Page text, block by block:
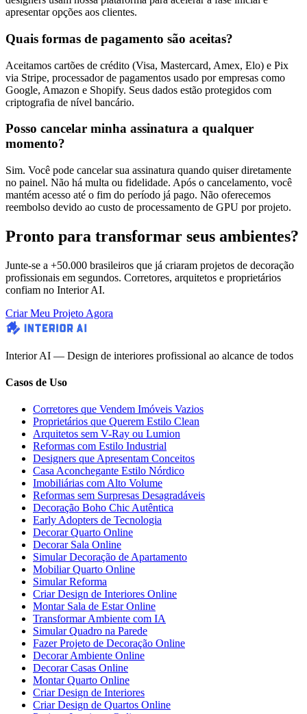
apresentar opções aos clientes.
Quais formas de pagamento são aceitas?
Aceitamos cartões de crédito (Visa, Mastercard, Amex, Elo) e Pix
via Stripe, processador de pagamentos usado por empresas como
Google, Amazon e Shopify. Seus dados estão protegidos com
criptografia de nível bancário.
Posso cancelar minha assinatura a qualquer
momento?
Sim. Você pode cancelar sua assinatura quando quiser diretamente
no painel. Não há multa ou fidelidade. Após o cancelamento, você
mantém acesso até o fim do período já pago. Não oferecemos
reembolso devido ao custo de processamento de GPU por projeto.
Pronto para transformar seus ambientes?
Junte-se a +50.000 brasileiros que já criaram projetos de decoração
profissionais em segundos. Corretores, arquitetos e proprietários
confiam no Interior AI.
Criar Meu Projeto Agora
Interior AI — Design de interiores profissional ao alcance de todos
Casos de Uso
Corretores que Vendem Imóveis Vazios
Proprietários que Querem Estilo Clean
Arquitetos sem V-Ray ou Lumion
Reformas com Estilo Industrial
Designers que Apresentam Conceitos
Casa Aconchegante Estilo Nórdico
Imobiliárias com Alto Volume
Reformas sem Surpresas Desagradáveis
Decoração Boho Chic Autêntica
Early Adopters de Tecnologia
Decorar Quarto Online
Decorar Sala Online
Simular Decoração de Apartamento
Mobiliar Quarto Online
Simular Reforma
Criar Design de Interiores Online
Montar Sala de Estar Online
Transformar Ambiente com IA
Simular Quadro na Parede
Fazer Projeto de Decoração Online
Decorar Ambiente Online
Decorar Casas Online
Montar Quarto Online
Criar Design de Interiores
Criar Design de Quartos Online